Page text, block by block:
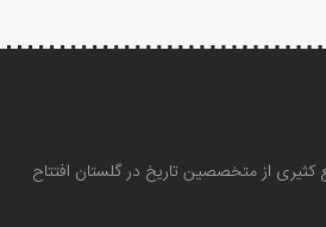
از متخصصین تاریخ در گلستان افتتاح